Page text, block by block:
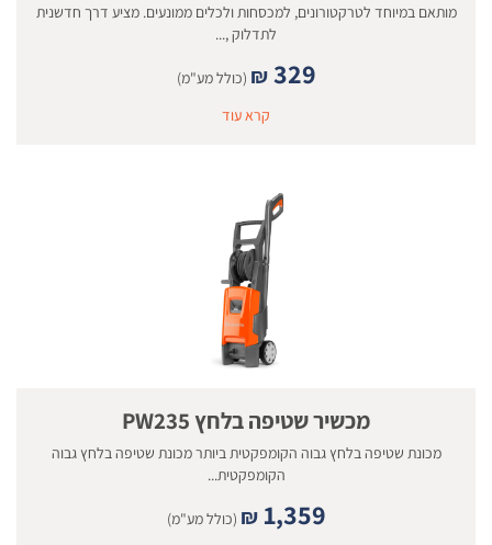
מותאם במיוחד לטרקטורונים, למכסחות ולכלים ממונעים. מציע דרך חדשנית
לתדלוק ,...
₪ 329
(כולל מע"מ)
קרא עוד
מכשיר שטיפה בלחץ PW235
מכונת שטיפה בלחץ גבוה הקומפקטית ביותר מכונת שטיפה בלחץ גבוה
הקומפקטית...
₪ 1,359
(כולל מע"מ)